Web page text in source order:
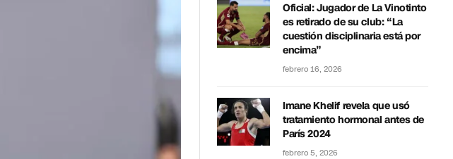
Oficial: Jugador de La Vinotinto
es retirado de su club: “La
cuestión disciplinaria está por
encima”
febrero 16, 2026
Imane Khelif revela que usó
tratamiento hormonal antes de
París 2024
febrero 5, 2026